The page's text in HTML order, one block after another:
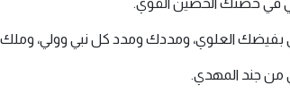
في حصنك الحصين القوي.
بفيضك العلوي، ومددك ومدد كل نبي وولي،
من جند المهدي.